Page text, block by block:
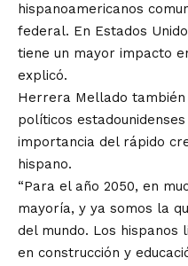
hispanoamericanos
federal. En Estados
tiene un mayor impacto
explicó.
Herrera Mellado
políticos
importancia del rápido
hispano.
“Para el año 2050, en
mayoría, y ya somos la
del mundo. Los hispanos
en construcción y